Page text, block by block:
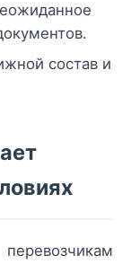
состав и